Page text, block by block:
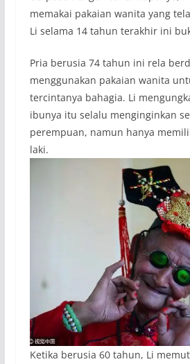
memakai pakaian wanita yang
Li selama 14 tahun terakhir ini
Pria berusia 74 tahun ini rela
menggunakan pakaian wanita
tercintanya bahagia. Li
ibunya itu selalu menginginkan
perempuan, namun hanya
laki.
Ketika berusia 60 tahun, Li